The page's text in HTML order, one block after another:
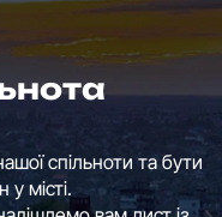
спільноти та бути
місті.